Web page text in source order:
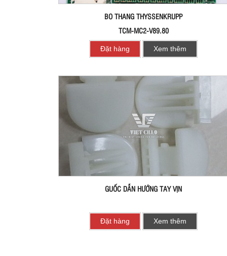
BO THANG THYSSENKRUPP
TCM-MC2-V89.80
Đặt hàng Xem thêm
GUỐC DẪN HƯỚNG TAY VỊN
Đặt hàng Xem thêm